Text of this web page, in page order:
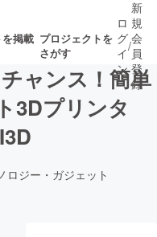
掲載 プロジェクトを
さがす
終了が近いプ
ロ
グ
イ
ン
/
新
規
会
員
登
録
ャンス！簡単
3Dプリンタ
ロジー・ガジェット